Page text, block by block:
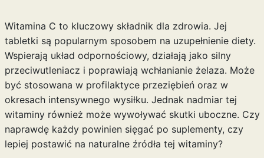
Witamina C to kluczowy składnik dla zdrowia. Jej
tabletki są popularnym sposobem na uzupełnienie diety.
Wspierają układ odpornościowy, działają jako silny
przeciwutleniacz i poprawiają wchłanianie żelaza. Może
być stosowana w profilaktyce przeziębień oraz w
okresach intensywnego wysiłku. Jednak nadmiar tej
witaminy również może wywoływać skutki uboczne. Czy
naprawdę każdy powinien sięgać po suplementy, czy
lepiej postawić na naturalne źródła tej witaminy?